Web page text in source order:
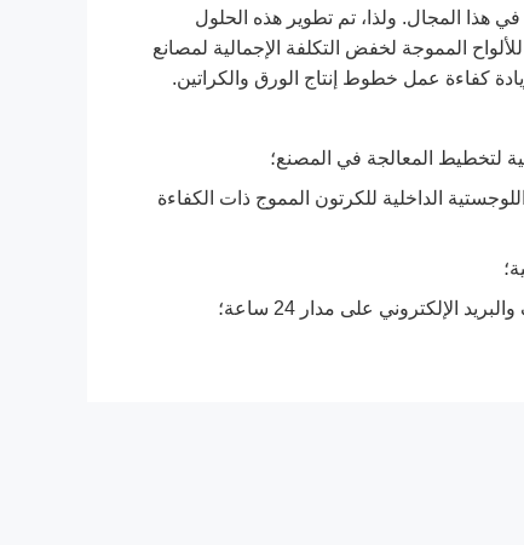
خبرة تزيد عن 20 عام في هذا المجال. ولذا، تم تطوير هذه الحلول
للألواح المموجة لخفض التكلفة الإجمالية لمصانع
كفاءة عمل خطوط إنتاج الورق والكراتين.
لتخطيط المعالجة في المصنع؛
الداخلية للكرتون المموج ذات الكفاءة
الإلكتروني على مدار 24 ساعة؛